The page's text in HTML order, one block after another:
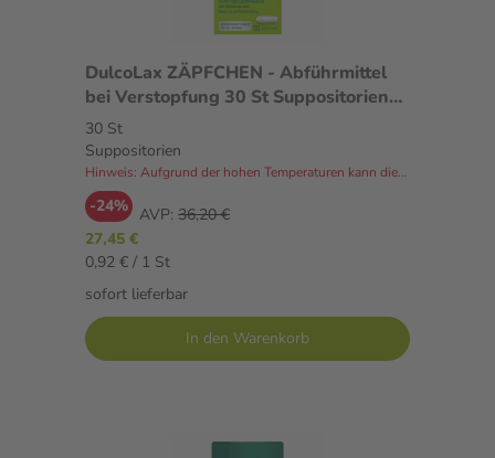
DulcoLax ZÄPFCHEN - Abführmittel
bei Verstopfung 30 St Suppositorien
30 St Suppositorien
30 St
Suppositorien
Hinweis: Aufgrund der hohen Temperaturen kann dieser Artikel derzeit nicht an Packstationen versendet werden.
-24% AVP: 36,20 €
27,45 €
0,92 € / 1 St
sofort lieferbar
In den Warenkorb